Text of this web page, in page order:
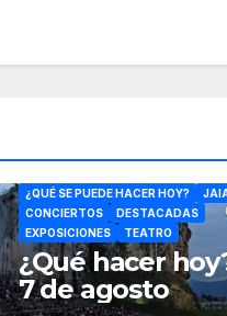
¿QUÉ SE PUEDE HACER HOY?
CONCIERTOS
DESTACADAS
EXPOSICIONES
TEATRO
¿Qué hacer
7 de agosto